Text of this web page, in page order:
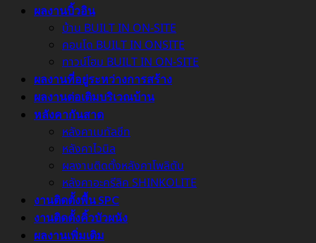
ผลงานบิ้วอิน
บ้าน BUILT IN ON-SITE
คอนโด BUILT IN ONSITE
ทาวน์โฮม BUILT IN ON-SITE
ผลงานที่อยู่ระหว่างการสร้าง
ผลงานต่อเติมบริเวณบ้าน
หลังคากันสาด
หลังคาเมทัลชีท
หลังคาไวนิล
ผลงานติดตั้งหลังคาโพลิตัน
หลังคาอะครีลิค SHINKOLITE
งานติดตั้งพื้น SPC
งานติดตั้งคิ้วบัวผนัง
ผลงานเพิ่มเติม